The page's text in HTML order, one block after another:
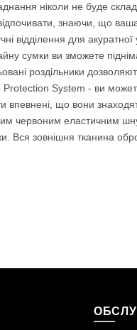
ніколи не буде
знаючи, що
відділення для
сумки ви зможете
роздільники
System - ви
що вони
червоним еластичним
Вся зовнішня тканина